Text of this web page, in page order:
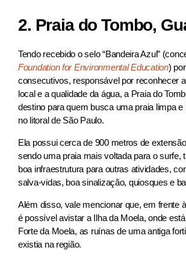
2. Praia do Tombo,
Tendo recebido o selo “Bandeira Azul”
Foundation for Environmental Education)
consecutivos, responsável por reconhecer
local e a qualidade da água, a Praia do
destino para quem busca uma praia limpa
no litoral de São Paulo.
Ela possui cerca de 900 metros de
sendo uma praia mais voltada para o surfe,
boa infraestrutura para outras atividades,
salva-vidas, boa sinalização, quiosques e
Além disso, vale mencionar que, em frente
é possível avistar a Ilha da Moela, onde
Forte da Moela, as ruínas de uma antiga
existia na região.